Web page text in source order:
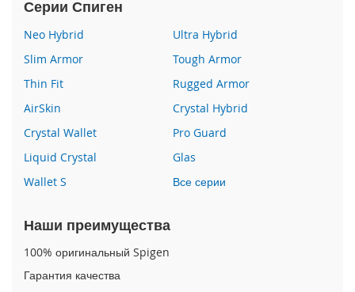
e
7
P
h
o
n
1
6
P
o
a
Серии Спиген
Neo Hybrid
Ultra Hybrid
Slim Armor
Tough Armor
Thin Fit
Rugged Armor
AirSkin
Crystal Hybrid
Crystal Wallet
Pro Guard
Liquid Crystal
Glas
Wallet S
Все серии
Наши преимущества
100% оригинальный Spigen
Гарантия качества